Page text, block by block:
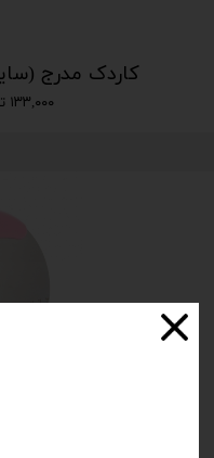
کاردک مدرج
۱۳۳,۰۰۰ تا ۲۲۰,۰۰۰ تومان